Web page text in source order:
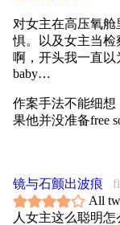
对女主在高压氧
惧。以及女主当检
啊，开头我一直以
baby…
作案手法不能细想
果他并没准备free
剧本还是挺扎实的
好的系列剧的潜
镜与石颤出波痕
All
人女主这么聪明